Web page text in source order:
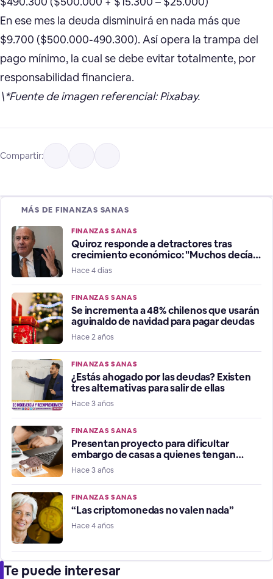
En ese mes la deuda disminuirá en nada más que
$9.700 ($500.000-490.300). Así opera la trampa del
pago mínimo, la cual se debe evitar totalmente, por
responsabilidad financiera.
\*Fuente de imagen referencial: Pixabay.
Compartir:
MÁS DE FINANZAS SANAS
FINANZAS SANAS
Quiroz responde a detractores tras
crecimiento económico: "Muchos decían
que estábamos en recesión"
Hace 4 días
FINANZAS SANAS
Se incrementa a 48% chilenos que usarán
aguinaldo de navidad para pagar deudas
Hace 2 años
FINANZAS SANAS
¿Estás ahogado por las deudas? Existen
tres alternativas para salir de ellas
Hace 3 años
FINANZAS SANAS
Presentan proyecto para dificultar
embargo de casas a quienes tengan
morosidad
Hace 3 años
FINANZAS SANAS
“Las criptomonedas no valen nada”
Hace 4 años
Te puede interesar